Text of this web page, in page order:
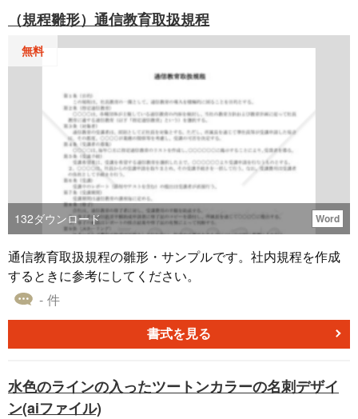
手続きを進める必要があります。例えば、引っ越しや家庭
の事情などで住所が変わった場面で、この「住所変更届0
6」を用いることで、スムーズに住所情報の更新を行うこと
が可能となります。正確な情報提供は、従業員と会社の間
のコミュニケーションを円滑にし、様々なシーンで役立つ
ことが期待されます。
（規程雛形）通信教育取扱規程
無料
132ダウンロード Word
通信教育取扱規程の雛形・サンプルです。社内規程を作成
するときに参考にしてください。
- 件
書式を見る
水色のラインの入ったツートンカラーの名刺デザイ
ン(aiファイル)